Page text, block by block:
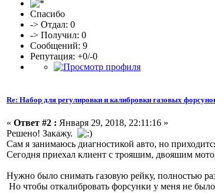
Спасибо
-> Отдал: 0
-> Получил: 0
Сообщений: 9
Репутация: +0/-0
Re: Набор для регулировки и калибровки газовых
« Ответ #2 : Января 29, 2018, 22:11:16 »
Решено! Закажу.
Сам я занимаюсь диагностикой авто, но
Сегодня приехал клиент с трояшим, двояшим
Нужно было снимать газовую рейку, полностью
Но чтобы откалибровать форсунки у меня не